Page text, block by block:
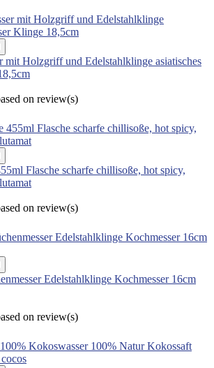
mit Holzgriff und Edelstahlklinge asiatisches
on review(s)
Flasche scharfe chillisoße, hot spicy,
on review(s)
Edelstahlklinge Kochmesser 16cm
on review(s)